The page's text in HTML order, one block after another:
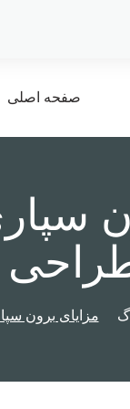
صفحه اصلی
مزایای برون